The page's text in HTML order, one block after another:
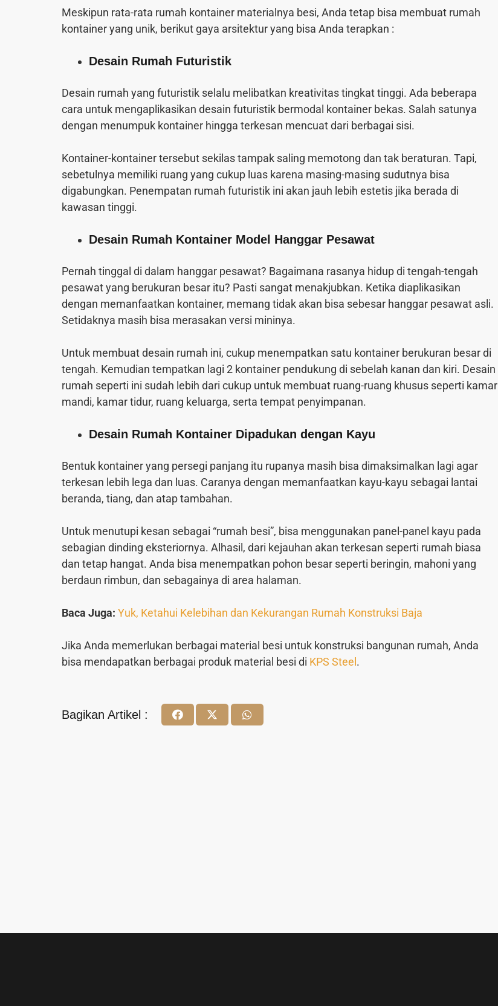
Meskipun rata-rata rumah kontainer materialnya besi, Anda tetap bisa membuat rumah
kontainer yang unik, berikut gaya arsitektur yang bisa Anda terapkan :
Desain Rumah Futuristik
Desain rumah yang futuristik selalu melibatkan kreativitas tingkat tinggi. Ada beberapa
cara untuk mengaplikasikan desain futuristik bermodal kontainer bekas. Salah satunya
dengan menumpuk kontainer hingga terkesan mencuat dari berbagai sisi.
Kontainer-kontainer tersebut sekilas tampak saling memotong dan tak beraturan. Tapi,
sebetulnya memiliki ruang yang cukup luas karena masing-masing sudutnya bisa
digabungkan. Penempatan rumah futuristik ini akan jauh lebih estetis jika berada di
kawasan tinggi.
Desain Rumah Kontainer Model Hanggar Pesawat
Pernah tinggal di dalam hanggar pesawat? Bagaimana rasanya hidup di tengah-tengah
pesawat yang berukuran besar itu? Pasti sangat menakjubkan. Ketika diaplikasikan
dengan memanfaatkan kontainer, memang tidak akan bisa sebesar hanggar pesawat asli.
Setidaknya masih bisa merasakan versi mininya.
Untuk membuat desain rumah ini, cukup menempatkan satu kontainer berukuran besar di
tengah. Kemudian tempatkan lagi 2 kontainer pendukung di sebelah kanan dan kiri. Desain
rumah seperti ini sudah lebih dari cukup untuk membuat ruang-ruang khusus seperti kamar
mandi, kamar tidur, ruang keluarga, serta tempat penyimpanan.
Desain Rumah Kontainer Dipadukan dengan Kayu
Bentuk kontainer yang persegi panjang itu rupanya masih bisa dimaksimalkan lagi agar
terkesan lebih lega dan luas. Caranya dengan memanfaatkan kayu-kayu sebagai lantai
beranda, tiang, dan atap tambahan.
Untuk menutupi kesan sebagai “rumah besi”, bisa menggunakan panel-panel kayu pada
sebagian dinding eksteriornya. Alhasil, dari kejauhan akan terkesan seperti rumah biasa
dan tetap hangat. Anda bisa menempatkan pohon besar seperti beringin, mahoni yang
berdaun rimbun, dan sebagainya di area halaman.
Baca Juga: Yuk, Ketahui Kelebihan dan Kekurangan Rumah Konstruksi Baja
Jika Anda memerlukan berbagai material besi untuk konstruksi bangunan rumah, Anda
bisa mendapatkan berbagai produk material besi di KPS Steel .
Bagikan Artikel :